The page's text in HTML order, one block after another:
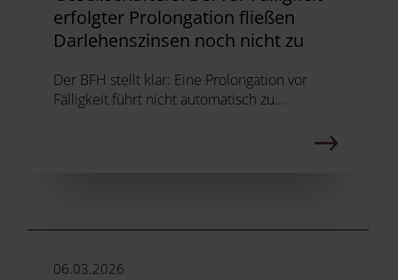
erfolgter Prolongation fließen
Darlehenszinsen noch nicht zu
Der BFH stellt klar: Eine Prolongation vor
Fälligkeit führt nicht automatisch zu...
06.03.2026